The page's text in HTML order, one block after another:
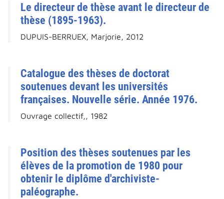
Le directeur de thèse avant le directeur de
thèse (1895-1963).
DUPUIS-BERRUEX, Marjorie, 2012
Catalogue des thèses de doctorat
soutenues devant les universités
françaises. Nouvelle série. Année 1976.
Ouvrage collectif,, 1982
Position des thèses soutenues par les
élèves de la promotion de 1980 pour
obtenir le diplôme d'archiviste-
paléographe.